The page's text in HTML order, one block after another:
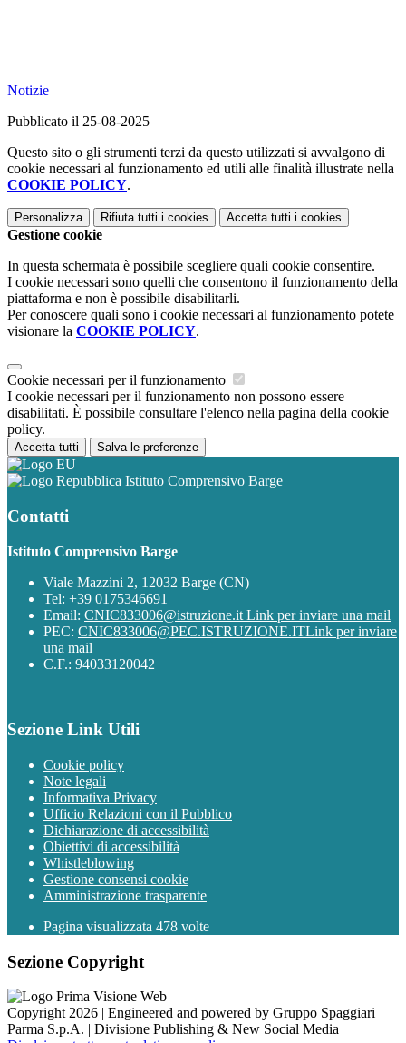
Notizie
Pubblicato il 25-08-2025
Questo sito o gli strumenti terzi da questo utilizzati si avvalgono di
cookie necessari al funzionamento ed utili alle finalità illustrate nella
COOKIE POLICY.
Personalizza Rifiuta tutti i cookies Accetta tutti i cookies
Gestione cookie
In questa schermata è possibile scegliere quali cookie consentire.
I cookie necessari sono quelli che consentono il funzionamento della
piattaforma e non è possibile disabilitarli.
Per conoscere quali sono i cookie necessari al funzionamento potete
visionare la COOKIE POLICY.
Cookie necessari per il funzionamento
I cookie necessari per il funzionamento non possono essere
disabilitati. È possibile consultare l'elenco nella pagina della cookie
policy.
Accetta tutti Salva le preferenze
Istituto Comprensivo Barge
Contatti
Istituto Comprensivo Barge
Viale Mazzini 2, 12032 Barge (CN)
Tel: +39 0175346691
Email: CNIC833006@istruzione.it Link per inviare una mail
PEC: CNIC833006@PEC.ISTRUZIONE.ITLink per inviare
una mail
C.F.: 94033120042
Sezione Link Utili
Cookie policy
Note legali
Informativa Privacy
Ufficio Relazioni con il Pubblico
Dichiarazione di accessibilità
Obiettivi di accessibilità
Whistleblowing
Gestione consensi cookie
Amministrazione trasparente
Pagina visualizzata 478 volte
Sezione Copyright
Copyright 2026 | Engineered and powered by Gruppo Spaggiari
Parma S.p.A. | Divisione Publishing & New Social Media